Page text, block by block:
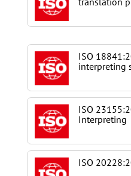
ISO
interpreting
ISO
Interpreting
ISO